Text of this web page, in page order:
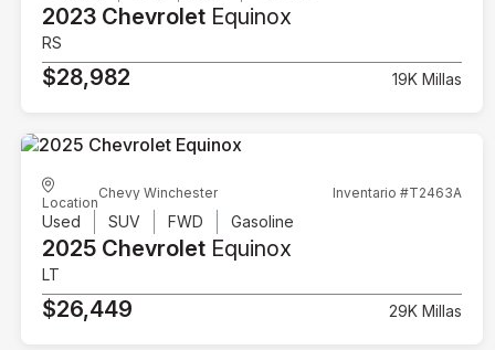
2023 Chevrolet Equinox
RS
$28,982 19K Millas
Location
Chevy Winchester Inventario #T2463A
Used SUV FWD Gasoline
2025 Chevrolet Equinox
LT
$26,449 29K Millas